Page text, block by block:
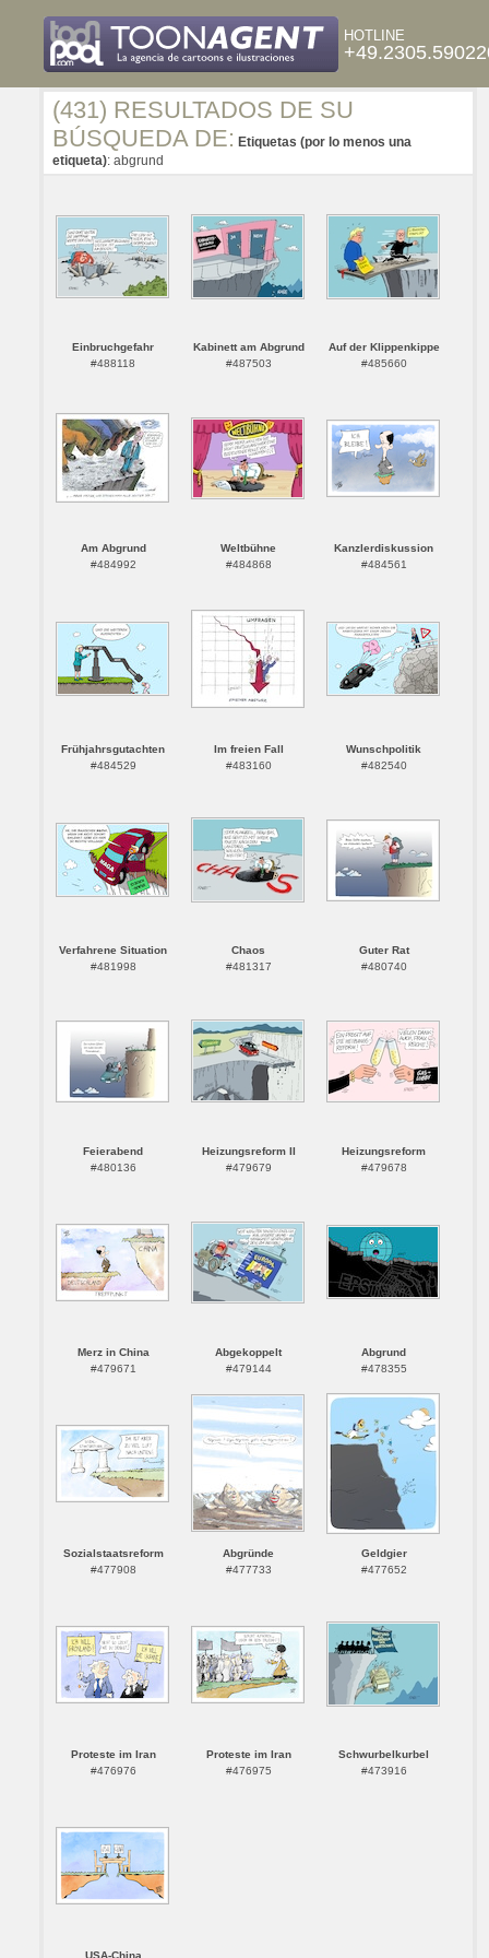
HOTLINE
(431) RESULTADOS DE SU
BÚSQUEDA DE: Etiquetas (por lo menos una
etiqueta): abgrund
Einbruchgefahr
#488118
Kabinett am Abgrund
#487503
Auf der Klippenkippe
#485660
Am Abgrund
#484992
Weltbühne
#484868
Kanzlerdiskussion
#484561
Frühjahrsgutachten
#484529
Im freien Fall
#483160
Wunschpolitik
#482540
Verfahrene Situation
#481998
Chaos
#481317
Guter Rat
#480740
Feierabend
#480136
Heizungsreform II
#479679
Heizungsreform
#479678
Merz in China
#479671
Abgekoppelt
#479144
Abgrund
#478355
Sozialstaatsreform
#477908
Abgründe
#477733
Geldgier
#477652
Proteste im Iran
#476976
Proteste im Iran
#476975
Schwurbelkurbel
#473916
USA-China